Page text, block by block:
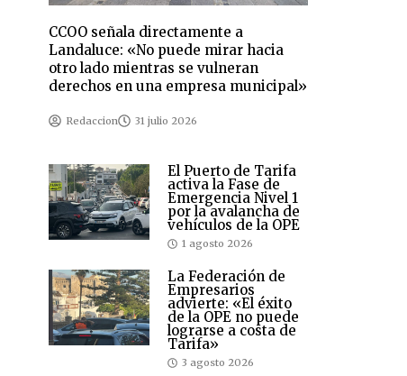
CCOO señala directamente a
Landaluce: «No puede mirar hacia
otro lado mientras se vulneran
derechos en una empresa municipal»
Redaccion 31 julio 2026
El Puerto de Tarifa
activa la Fase de
Emergencia Nivel 1
por la avalancha de
vehículos de la OPE
1 agosto 2026
La Federación de
Empresarios
advierte: «El éxito
de la OPE no puede
lograrse a costa de
Tarifa»
3 agosto 2026